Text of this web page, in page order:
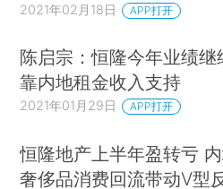
2021年02月18日 APP打开
陈启宗：恒隆今年业绩继
靠内地租金收入支持
2021年01月29日 APP打开
恒隆地产上半年盈转亏
奢侈品消费回流带动V型